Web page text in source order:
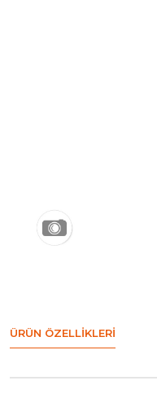
ÜRÜN ÖZELLIKLERI